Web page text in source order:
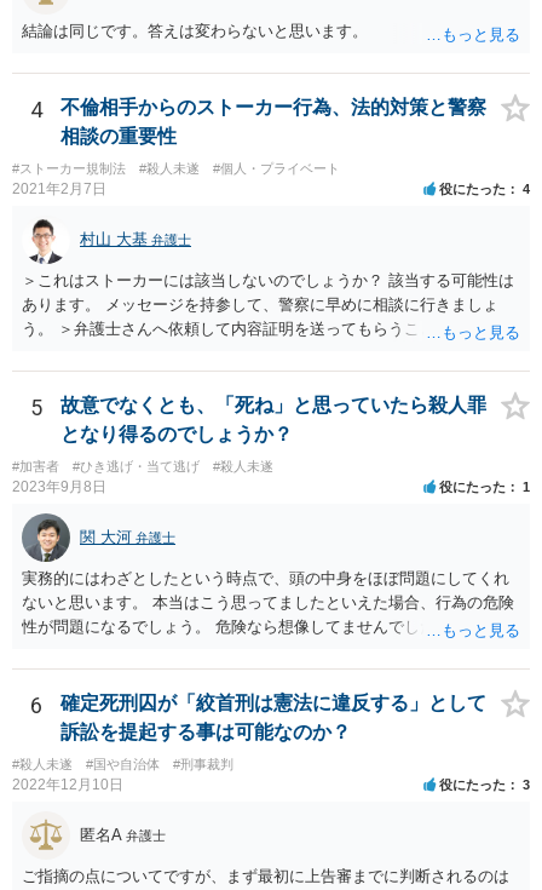
結論は同じです。答えは変わらないと思います。
4
不倫相手からのストーカー行為、法的対策と警察
相談の重要性
#ストーカー規制法 #殺人未遂 #個人・プライベート
2021年2月7日 役にたった 4
村山 大基 弁護士
＞これはストーカーには該当しないのでしょうか？ 該当する可能性は
あります。 メッセージを持参して、警察に早めに相談に行きましょ
う。 ＞弁護士さんへ依頼して内容証明を送ってもらうことは可能なの
書面を送ったことを証明する」郵便で、 相手の行動を止める、という
意味では通常の手紙同様の警告にしかなりません。 危害に対する心配
もなさっておられますので、弁護士に依頼するかどうかはともかく、
まずは警察に相談に行くのが良いと思います。
5
故意でなくとも、「死ね」と思っていたら殺人罪
となり得るのでしょうか？
#加害者 #ひき逃げ・当て逃げ #殺人未遂
2023年9月8日 役にたった 1
関 大河 弁護士
実務的にはわざとしたという時点で、頭の中身をほぼ問題にしてくれ
ないと思います。 本当はこう思ってましたといえた場合、行為の危険
性が問題になるでしょう。 危険なら想像してませんでしたはなかなか
6
確定死刑囚が「絞首刑は憲法に違反する」として
訴訟を提起する事は可能なのか？
#殺人未遂 #国や自治体 #刑事裁判
2022年12月10日 役にたった 3
匿名A 弁護士
ご指摘の点についてですが、まず最初に上告審までに判断されるのは